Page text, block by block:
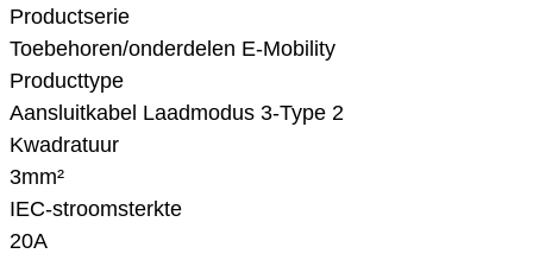
Productserie
Toebehoren/onderdelen E-Mobility
Producttype
Aansluitkabel Laadmodus 3-Type 2
Kwadratuur
3mm²
IEC-stroomsterkte
20A